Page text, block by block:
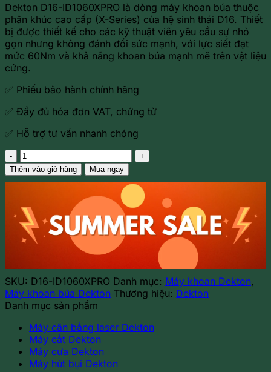
là:
900.000 ₫.
tại
là:
720.000 ₫.
Dekton D16-ID1060XPRO là dòng máy khoan búa thuộc
phân khúc cao cấp (X-Series) của hệ sinh thái D16. Thiết
bị được thiết kế cho các kỹ thuật viên yêu cầu sự nhỏ
gọn nhưng không đánh đổi sức mạnh, với lực siết đạt
mức 60Nm và khả năng khoan búa mạnh mẽ trên vật liệu
cứng.
✅ Phiếu bảo hành chính hãng
✅ Đầy đủ hóa đơn VAT, chứng từ
✅ Hỗ trợ tư vấn nhanh chóng
Máy
khoan
búa
16.8V
Dekton
D16-
olive)
số
lượng
Thêm vào giỏ hàng Mua ngay
SKU: D16-ID1060XPRO Danh mục: Máy khoan Dekton,
Máy khoan búa Dekton Thương hiệu: Dekton
Danh mục sản phẩm
Máy cân bằng laser Dekton
Máy cắt Dekton
Máy cưa Dekton
Máy hút bụi Dekton